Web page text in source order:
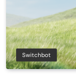
Switchbot